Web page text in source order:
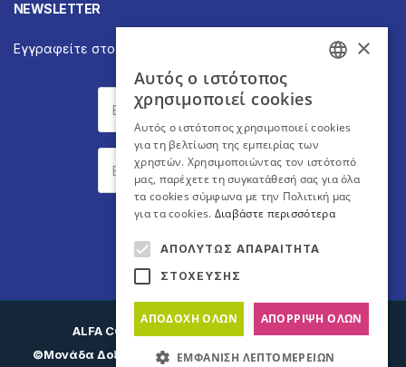
NEWSLETTER
Εγγραφείτε στο Newsletter για να ενημερώνεστε άμεσα
ALFA CONCEPT
©Μονάδα Δοξιάδη
- Διαγνωστική & Θεραπευτική Μονάδα
×
Αυτός ο ιστότοπος
χρησιμοποιεί cookies
Αυτός ο ιστότοπος χρησιμοποιεί cookies
για τη βελτίωση της εμπειρίας των
χρηστών. Χρησιμοποιώντας τον ιστότοπό
μας, παρέχετε τη συγκατάθεσή σας για όλα
τα cookies σύμφωνα με την Πολιτική μας
για τα cookies. Διαβάστε περισσότερα
ΑΠΟΛΎΤΩΣ ΑΠΑΡΑΊΤΗΤΑ
ΣΤΌΧΕΥΣΗΣ
ΑΠΟΔΟΧΉ ΌΛΩΝ ΑΠΌΡΡΙΨΗ ΌΛΩΝ
ΕΜΦΆΝΙΣΗ ΛΕΠΤΟΜΕΡΕΙΏΝ